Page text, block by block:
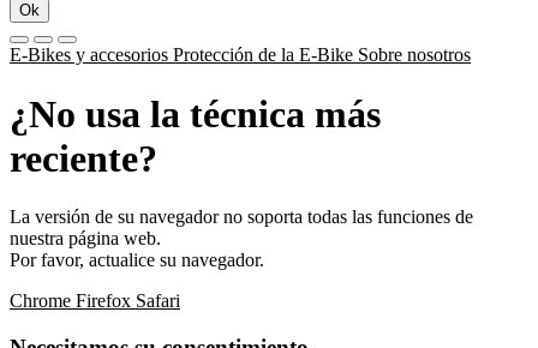
Ok
E-Bikes y accesorios Protección de la E-Bike Sobre nosotros
¿No usa la técnica más
reciente?
La versión de su navegador no soporta todas las funciones de
nuestra página web.
Por favor, actualice su navegador.
Chrome Firefox Safari